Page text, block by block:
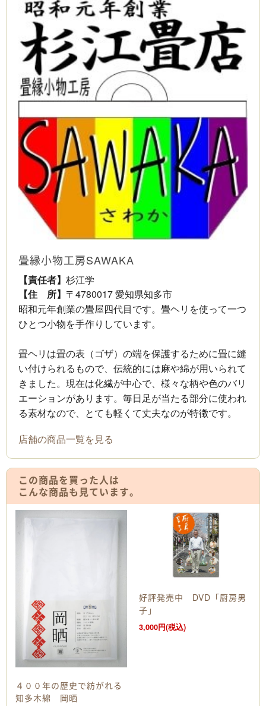
畳縁小物工房SAWAKA
【責任者】 杉江学
【住 所】 〒4780017 愛知県知多市
昭和元年創業の畳屋四代目です。畳ヘリを使って一つ
ひとつ小物を手作りしています。
畳ヘリは畳の表（ゴザ）の端を保護するために畳に縫
い付けられるもので、伝統的には麻や綿が用いられて
きました。現在は化繊が中心で、様々な柄や色のバリ
エーションがあります。毎日足が当たる部分に使われ
る素材なので、とても軽くて丈夫なのが特徴です。
店舗の商品一覧を見る
この商品を買った人は
こんな商品も見ています。
４００年の歴史で紡がれる
知多木綿 岡晒
好評発売中 DVD「厨房男
子」
3,000円(税込)